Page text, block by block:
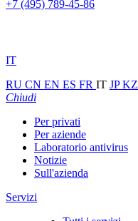
+7 (495) 789-45-86
IT
RU CN EN ES FR IT JPKZ
Chiudi
Per privati
Per aziende
Laboratorio antivirus
Notizie
Sull'azienda
Servizi